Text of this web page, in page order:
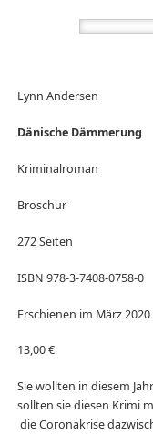
Lynn Andersen
Dänische Dämmerung
Kriminalroman
Broschur
272 Seiten
ISBN 978-3-7408-0758-0
Erschienen im März
13,00 €
Sie wollten in diesem
sollten sie diesen Krimi
die Coronakrise